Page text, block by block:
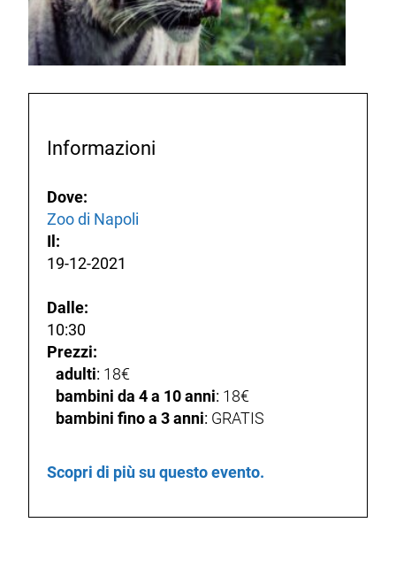
Informazioni
Dove:
Zoo di Napoli
Il:
19-12-2021
Dalle:
10:30
Prezzi:
adulti: 18€
bambini da 4 a 10 anni: 18€
bambini fino a 3 anni: GRATIS
Scopri di più su questo evento.